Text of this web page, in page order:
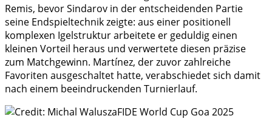
Remis, bevor Sindarov in der entscheidenden Partie
seine Endspieltechnik zeigte: aus einer positionell
komplexen Igelstruktur arbeitete er geduldig einen
kleinen Vorteil heraus und verwertete diesen präzise
zum Matchgewinn. Martínez, der zuvor zahlreiche
Favoriten ausgeschaltet hatte, verabschiedet sich damit
nach einem beeindruckenden Turnierlauf.